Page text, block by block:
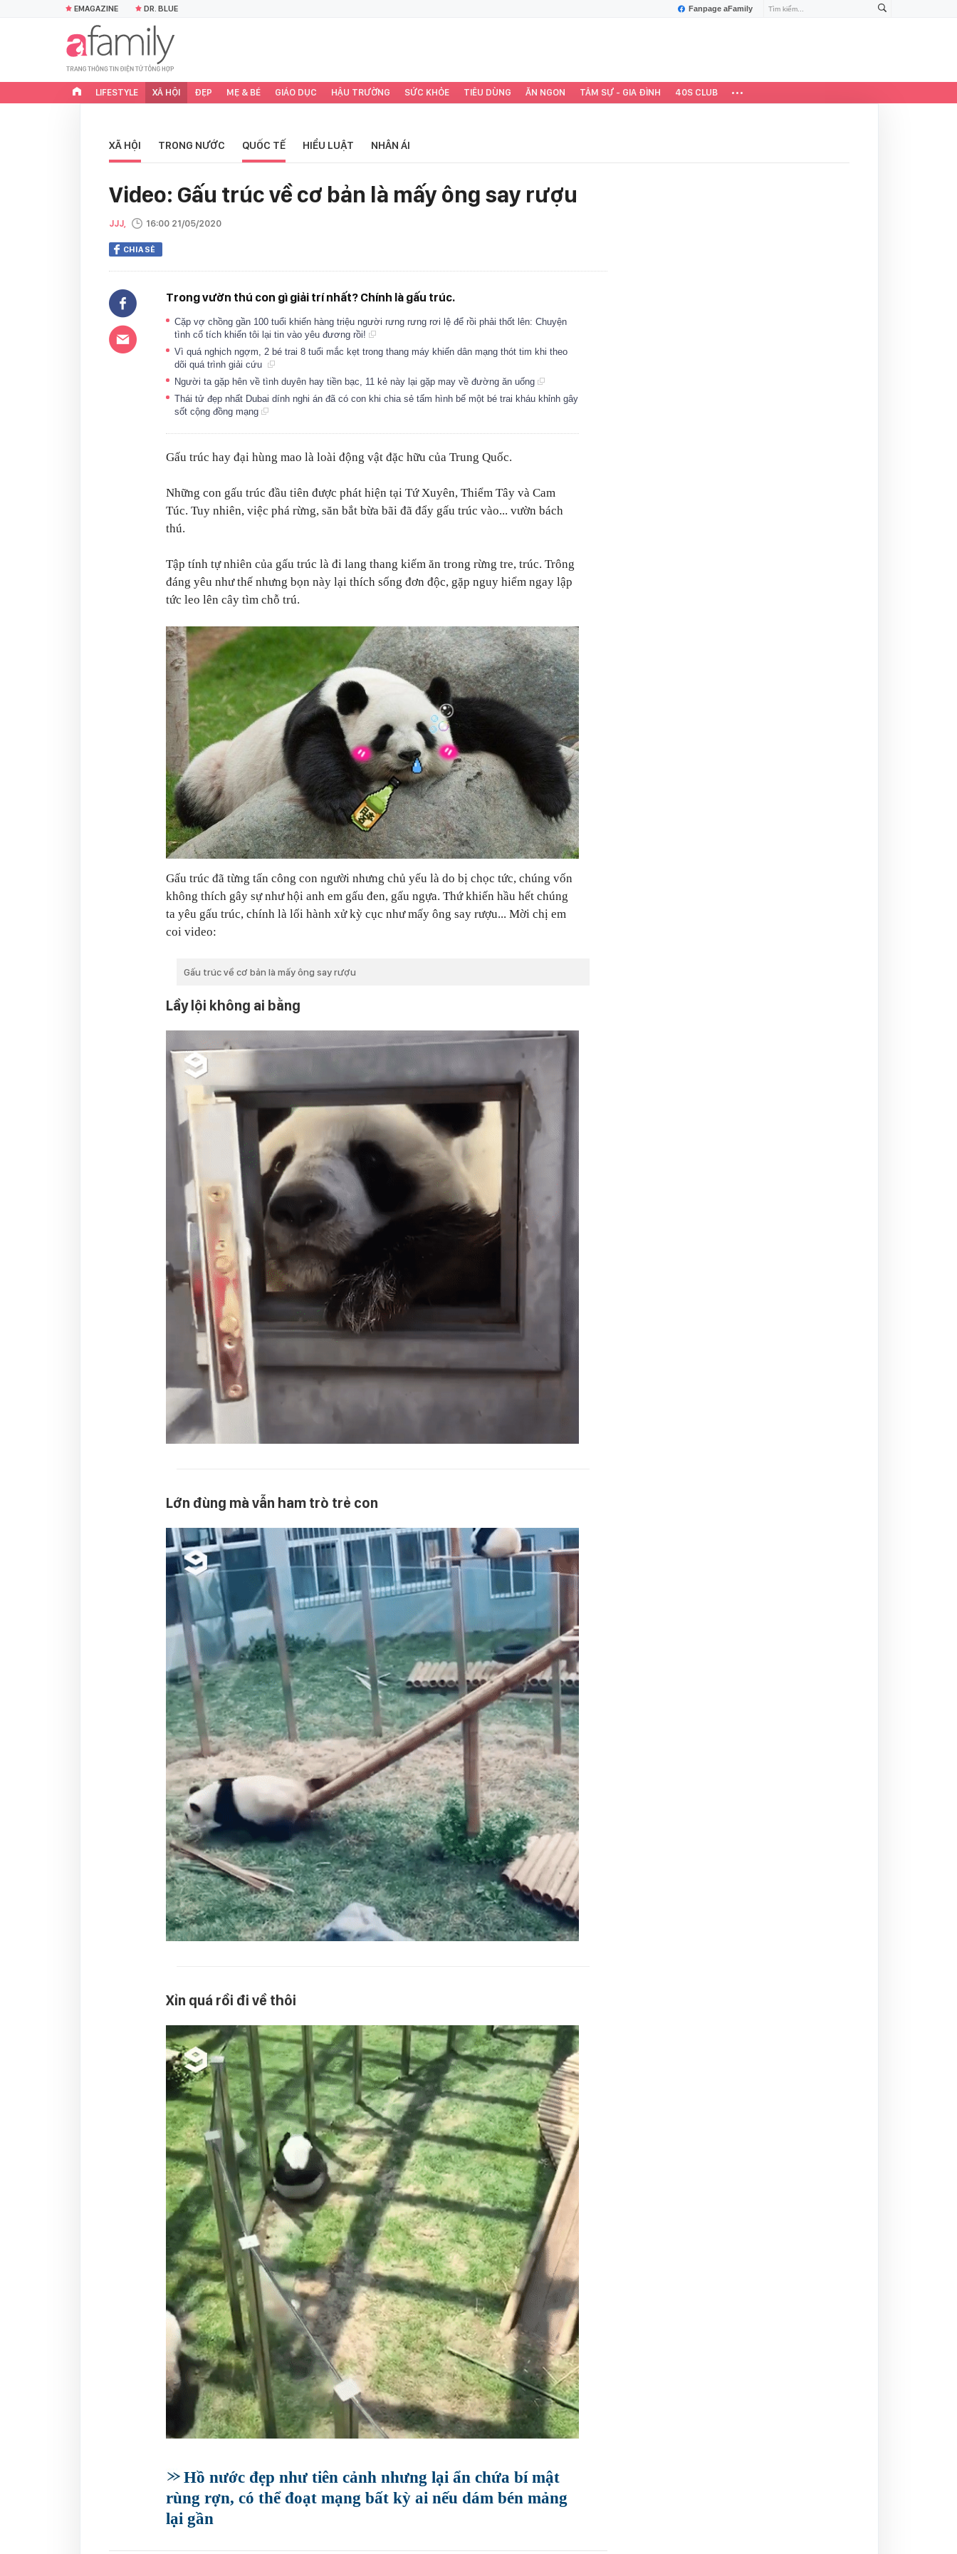
Fanpage aFamily
EMAGAZINE DR. BLUE
LIFESTYLE XÃ HỘI ĐẸP MẸ & BÉ GIÁO DỤC HẬU TRƯỜNG SỨC KHỎE TIÊU DÙNG ĂN NGON TÂM SỰ - GIA ĐÌNH 40S CLUB
XÃ HỘI TRONG NƯỚC QUỐC TẾ HIỂU LUẬT NHÂN ÁI
Video: Gấu trúc về cơ bản là mấy ông say rượu
JJJ, 16:00 21/05/2020
CHIA SẺ
Trong vườn thú con gì giải trí nhất? Chính là gấu trúc.
Cặp vợ chồng gần 100 tuổi khiến hàng triệu người rưng rưng rơi lệ để rồi phải thốt lên: Chuyện
tình cổ tích khiến tôi lại tin vào yêu đương rồi!
Vì quá nghịch ngợm, 2 bé trai 8 tuổi mắc kẹt trong thang máy khiến dân mạng thót tim khi theo
dõi quá trình giải cứu
Người ta gặp hên về tình duyên hay tiền bạc, 11 kẻ này lại gặp may về đường ăn uống
Thái tử đẹp nhất Dubai dính nghi án đã có con khi chia sẻ tấm hình bế một bé trai kháu khỉnh gây
sốt cộng đồng mạng
Gấu trúc hay đại hùng mao là loài động vật đặc hữu của Trung Quốc.
Những con gấu trúc đầu tiên được phát hiện tại Tứ Xuyên, Thiểm Tây và Cam
Túc. Tuy nhiên, việc phá rừng, săn bắt bừa bãi đã đẩy gấu trúc vào... vườn bách
thú.
Tập tính tự nhiên của gấu trúc là đi lang thang kiếm ăn trong rừng tre, trúc. Trông
đáng yêu như thế nhưng bọn này lại thích sống đơn độc, gặp nguy hiểm ngay lập
tức leo lên cây tìm chỗ trú.
Gấu trúc đã từng tấn công con người nhưng chủ yếu là do bị chọc tức, chúng vốn
không thích gây sự như hội anh em gấu đen, gấu ngựa. Thứ khiến hầu hết chúng
ta yêu gấu trúc, chính là lối hành xử kỳ cục như mấy ông say rượu... Mời chị em
coi video:
Gấu trúc về cơ bản là mấy ông say rượu
Lầy lội không ai bằng
Lớn đùng mà vẫn ham trò trẻ con
Xỉn quá rồi đi về thôi
Hồ nước đẹp như tiên cảnh nhưng lại ẩn chứa bí mật
rùng rợn, có thể đoạt mạng bất kỳ ai nếu dám bén mảng
lại gần